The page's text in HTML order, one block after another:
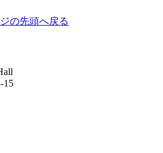
の先頭へ戻る
15